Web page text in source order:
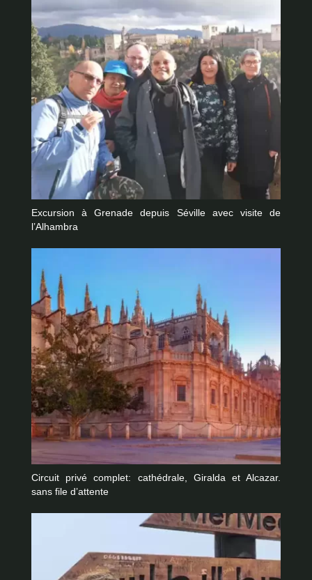
Excursion à Grenade depuis Séville avec visite de
l’Alhambra
Circuit privé complet: cathédrale, Giralda et Alcazar.
sans file d’attente